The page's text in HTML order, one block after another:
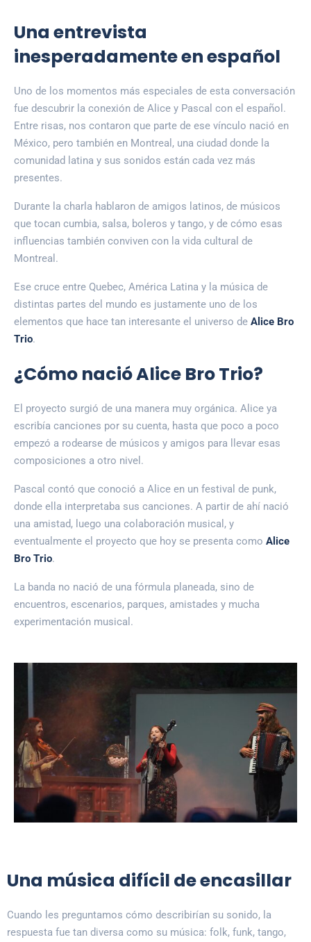
Una entrevista
inesperadamente en español
Uno de los momentos más especiales de esta conversación
fue descubrir la conexión de Alice y Pascal con el español.
Entre risas, nos contaron que parte de ese vínculo nació en
México, pero también en Montreal, una ciudad donde la
comunidad latina y sus sonidos están cada vez más
presentes.
Durante la charla hablaron de amigos latinos, de músicos
que tocan cumbia, salsa, boleros y tango, y de cómo esas
influencias también conviven con la vida cultural de
Montreal.
Ese cruce entre Quebec, América Latina y la música de
distintas partes del mundo es justamente uno de los
elementos que hace tan interesante el universo de Alice Bro
Trio.
¿Cómo nació Alice Bro Trio?
El proyecto surgió de una manera muy orgánica. Alice ya
escribía canciones por su cuenta, hasta que poco a poco
empezó a rodearse de músicos y amigos para llevar esas
composiciones a otro nivel.
Pascal contó que conoció a Alice en un festival de punk,
donde ella interpretaba sus canciones. A partir de ahí nació
una amistad, luego una colaboración musical, y
eventualmente el proyecto que hoy se presenta como Alice
Bro Trio.
La banda no nació de una fórmula planeada, sino de
encuentros, escenarios, parques, amistades y mucha
experimentación musical.
Una música difícil de encasillar
Cuando les preguntamos cómo describirían su sonido, la
respuesta fue tan diversa como su música: folk, funk, tango,